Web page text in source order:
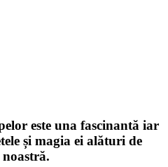
este una fascinantă iar
și magia ei alături de
noastră.